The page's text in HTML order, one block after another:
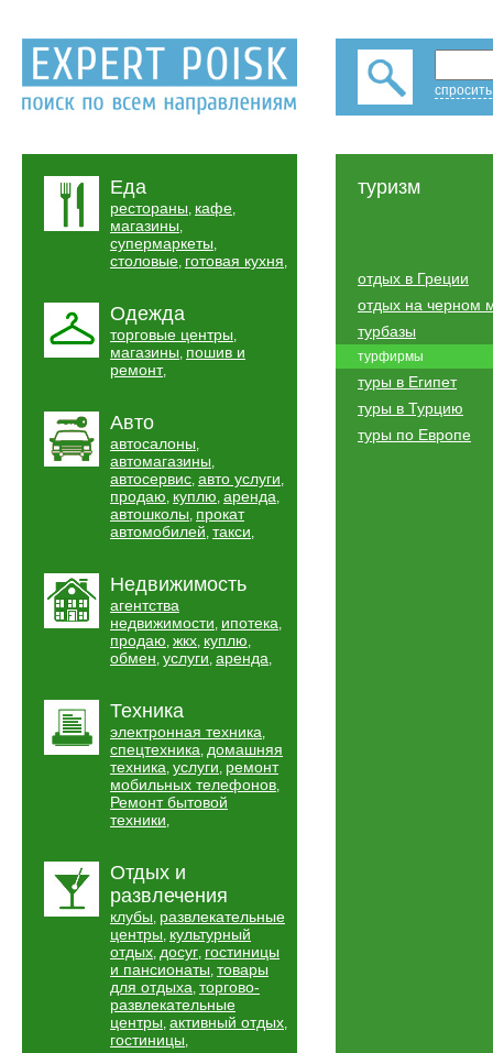
Еда
рестораны, кафе,
магазины,
супермаркеты,
столовые, готовая кухня,
Одежда
торговые центры,
магазины, пошив и
ремонт,
Авто
автосалоны,
автомагазины,
автосервис, авто услуги,
продаю, куплю, аренда,
автошколы, прокат
автомобилей, такси,
Недвижимость
агентства
недвижимости, ипотека,
продаю, жкх, куплю,
обмен, услуги, аренда,
Техника
электронная техника,
спецтехника, домашняя
техника, услуги, ремонт
мобильных телефонов,
Ремонт бытовой
техники,
Отдых и
развлечения
клубы, развлекательные
центры, культурный
отдых, досуг, гостиницы
и пансионаты, товары
для отдыха, торгово-
развлекательные
центры, активный отдых,
гостиницы,
туризм
отдых в Греции
отдых на черном
турбазы
турфирмы
туры в Египет
туры в Турцию
туры по Европе